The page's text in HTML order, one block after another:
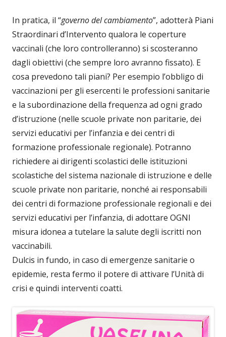
In pratica, il “governo del cambiamento”, adotterà Piani
Straordinari d’Intervento qualora le coperture
vaccinali (che loro controlleranno) si scosteranno
dagli obiettivi (che sempre loro avranno fissato). E
cosa prevedono tali piani? Per esempio l’obbligo di
vaccinazioni per gli esercenti le professioni sanitarie
e la subordinazione della frequenza ad ogni grado
d’istruzione (nelle scuole private non paritarie, dei
servizi educativi per l’infanzia e dei centri di
formazione professionale regionale). Potranno
richiedere ai dirigenti scolastici delle istituzioni
scolastiche del sistema nazionale di istruzione e delle
scuole private non paritarie, nonché ai responsabili
dei centri di formazione professionale regionali e dei
servizi educativi per l’infanzia, di adottare OGNI
misura idonea a tutelare la salute degli iscritti non
vaccinabili.
Dulcis in fundo, in caso di emergenze sanitarie o
epidemie, resta fermo il potere di attivare l’Unità di
crisi e quindi interventi coatti.